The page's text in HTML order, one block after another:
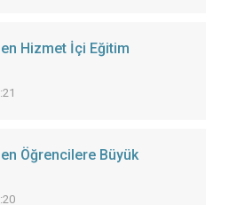
Hizmet İçi Eğitim
Öğrencilere Büyük